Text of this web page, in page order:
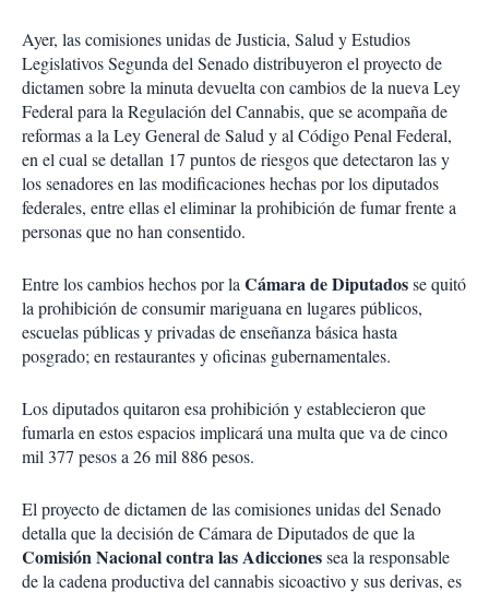
Ayer, las comisiones unidas de Justicia, Salud y Estudios
Legislativos Segunda del Senado distribuyeron el proyecto de
dictamen sobre la minuta devuelta con cambios de la nueva Ley
Federal para la Regulación del Cannabis, que se acompaña de
reformas a la Ley General de Salud y al Código Penal Federal,
en el cual se detallan 17 puntos de riesgos que detectaron las y
los senadores en las modificaciones hechas por los diputados
federales, entre ellas el eliminar la prohibición de fumar frente a
personas que no han consentido.
Entre los cambios hechos por laCámara de Diputadosse quitó
la prohibición de consumir mariguana en lugares públicos,
escuelas públicas y privadas de enseñanza básica hasta
posgrado; en restaurantes y oficinas gubernamentales.
Los diputados quitaron esa prohibición y establecieron que
fumarla en estos espacios implicará una multa que va de cinco
mil 377 pesos a 26 mil 886 pesos.
El proyecto de dictamen de las comisiones unidas del Senado
detalla que la decisión de Cámara de Diputados de que la
Comisión Nacional contra las Adiccionessea la responsable
de la cadena productiva del cannabis sicoactivo y sus derivas, es